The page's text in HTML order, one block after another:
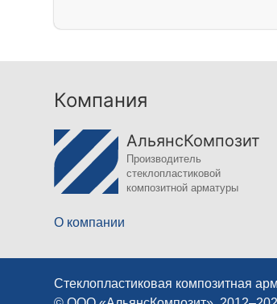
Компания
АльянсКомпозит
Производитель
стеклопластиковой
композитной арматуры
О компании
Стеклопластиковая композитная